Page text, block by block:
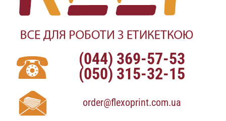
(044) 369-57-53
(050) 315-32-15
order@flexoprint.com.ua